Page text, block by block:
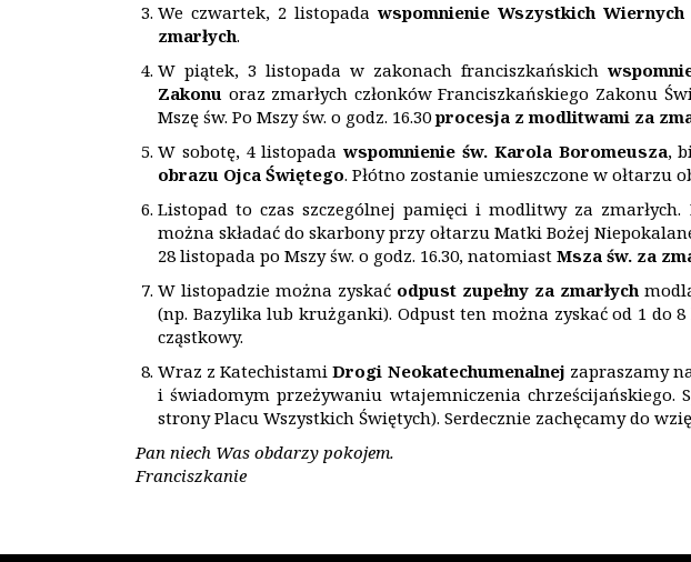
We czwartek, 2 listopada wspomnienie Wszystkich Wiernych
zmarłych.
W piątek, 3 listopada w zakonach franciszkańskich
Zakonu oraz zmarłych członków Franciszkańskiego Zakonu
Mszę św. Po Mszy św. o godz. 16.30procesja z modlitwami za
W sobotę, 4 listopadawspomnienie św. Karola Boromeusza,
obrazu Ojca Świętego. Płótno zostanie umieszczone w
Listopad to czas szczególnej pamięci i modlitwy za zmarłych.
można składać do skarbony przy ołtarzu Matki Bożej
28 listopada po Mszy św. o godz. 16.30, natomiast Msza św. za
W listopadzie można zyskać odpust zupełny za zmarłych
(np. Bazylika lub krużganki). Odpust ten można zyskać od 1 do
cząstkowy.
Wraz z KatechistamiDrogi Neokatechumenalnej zapraszamy
i świadomym przeżywaniu wtajemniczenia
strony Placu Wszystkich Świętych). Serdecznie zachęcamy do
Pan niech Was obdarzy pokojem.
Franciszkanie